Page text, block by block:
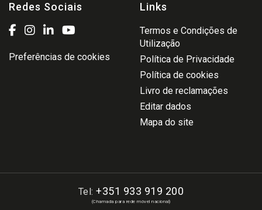
Redes Sociais
Preferências de cookies
Links
Termos e Condições de
Utilização
Política de Privacidade
Política de cookies
Livro de reclamações
Editar dados
Mapa do site
Tel:+351 933 919 200
(Chamada para rede móvel nacional)